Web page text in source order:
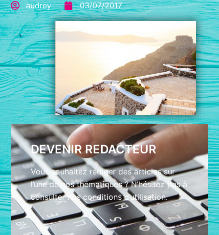
audrey 03/07/2017
DEVENIR REDACTEUR
Vous souhaitez rédiger des articles sur
l’une de nos thématiques ? N’hésitez pas à
consulter nos conditions d’utilisation.